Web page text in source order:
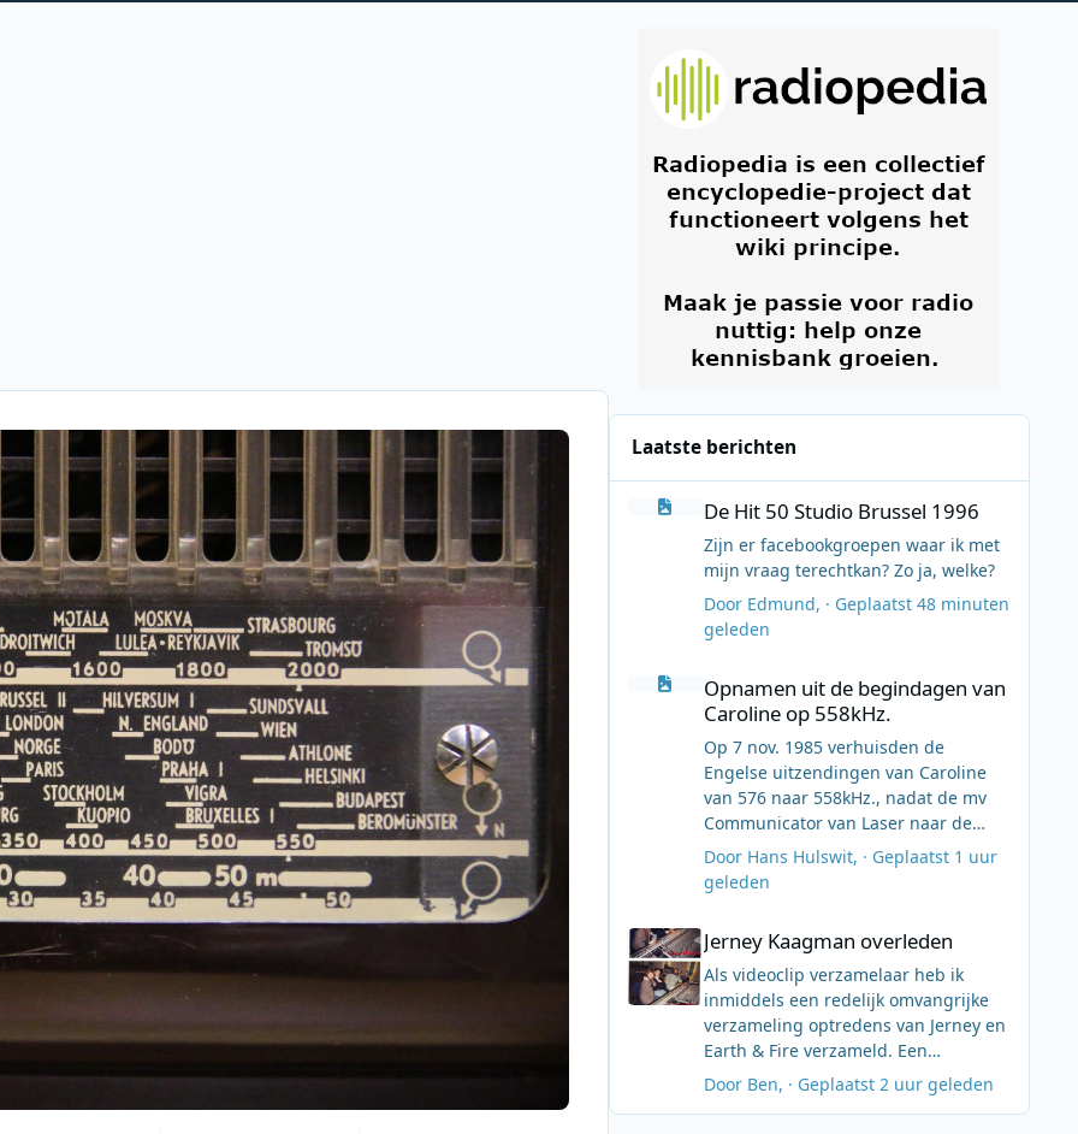
Laatste berichten
De Hit 50 Studio Brussel 1996
De Hit 50 Studio Brussel 1996
Zijn er facebookgroepen waar ik met
mijn vraag terechtkan? Zo ja, welke?
Door Edmund, · Geplaatst 48 minuten
geleden
Opnamen uit de begindagen van Caroline op 558kHz.
Opnamen uit de begindagen van
Caroline op 558kHz.
Op 7 nov. 1985 verhuisden de
Engelse uitzendingen van Caroline
van 576 naar 558kHz., nadat de mv
Communicator van Laser naar de
haven van Harwich was gevaren.
Laser had tot die dag de 558 in
gebruik.
[Verborgen inhoud]
[Verborgen inhoud]
Door Hans Hulswit, · Geplaatst 1 uur
geleden
Jerney Kaagman overleden
Als videoclip verzamelaar heb ik
inmiddels een redelijk omvangrijke
verzameling optredens van Jerney en
Earth & Fire verzameld. Een
bijzondere vind ik het optreden op de
dag dat ik (en velen van ons) aan de
Door Ben, · Geplaatst 2 uur geleden